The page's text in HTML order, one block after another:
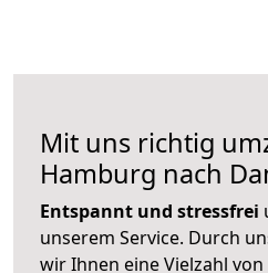
Mit uns richtig
Hamburg nach
Entspannt und stressfrei
unserem Service. Durch
wir Ihnen eine Vielzahl von